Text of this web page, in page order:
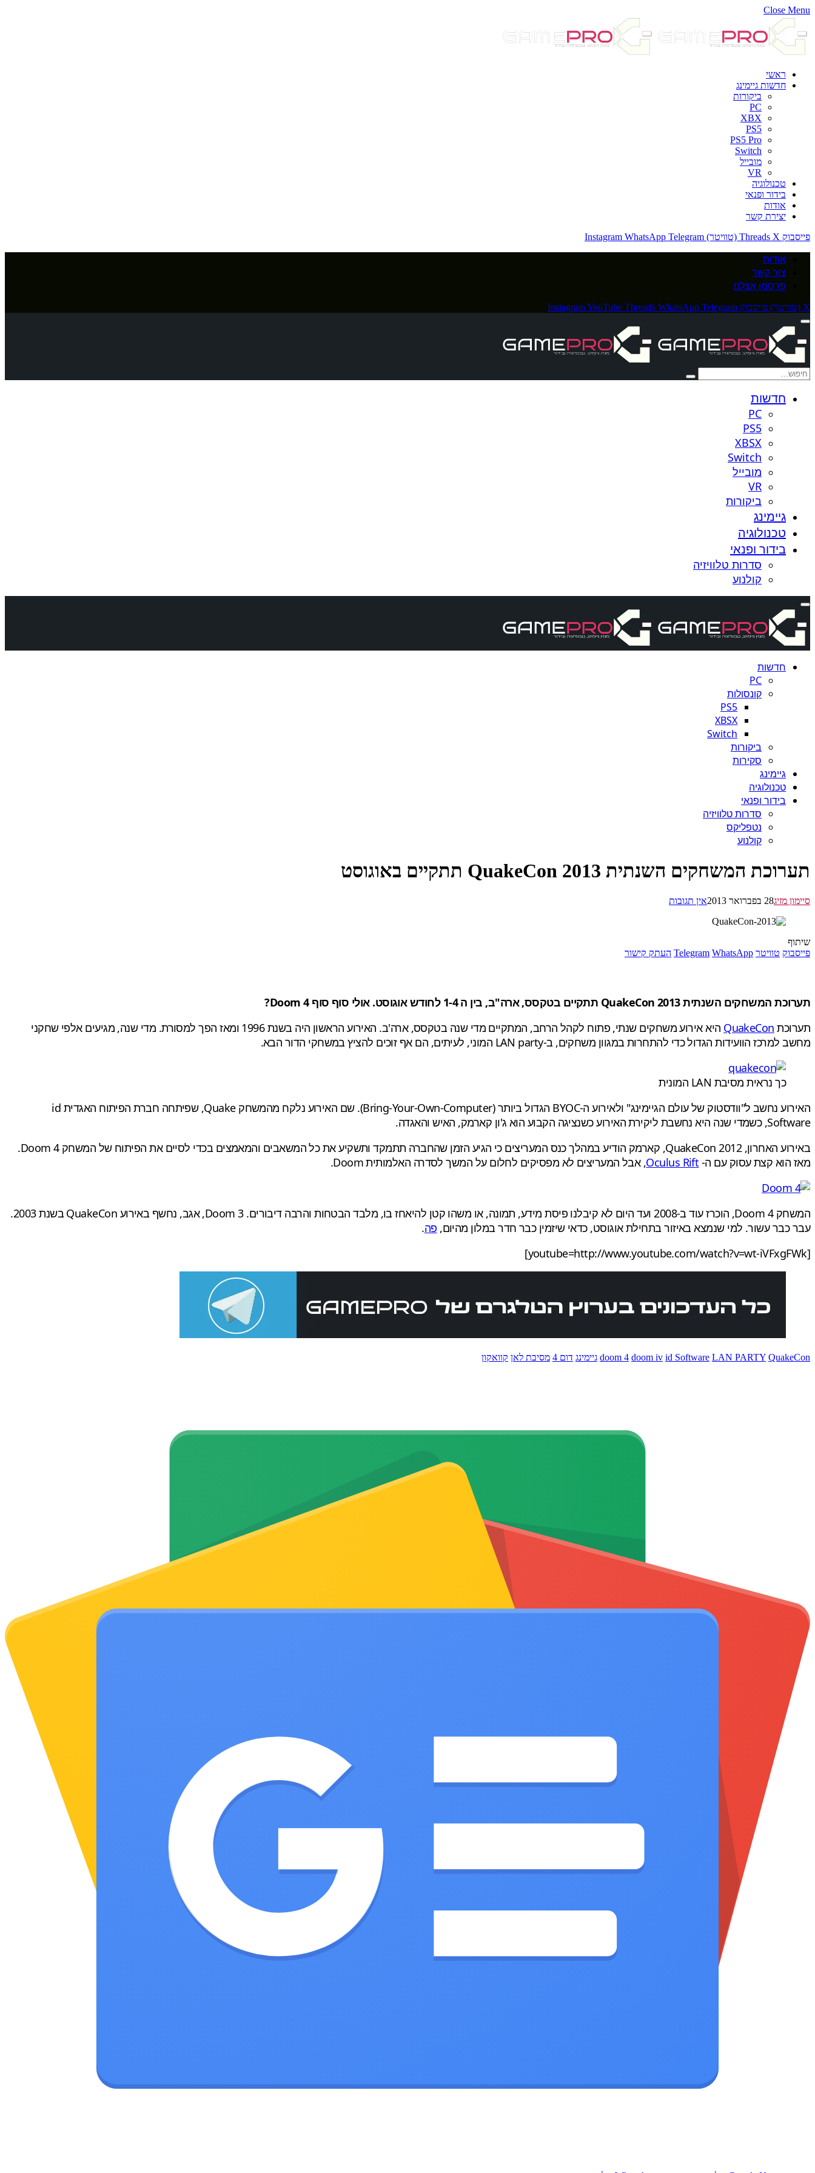
Close Menu
ראשי
חדשות גיימינג
ביקורות
PC
XBX
PS5
PS5 Pro
Switch
מובייל
VR
טכנולוגיה
בידור ופנאי
אודות
יצירת קשר
פייסבוק
Threads X (טוויטר) Instagram WhatsApp Telegram
אודות
צור קשר
פרסמו אצלנו
X (טוויטר) פייסבוק InstagramYouTube Threads WhatsApp Telegram
חדשות
PC
PS5
XBSX
Switch
מובייל
VR
ביקורות
גיימינג
טכנולוגיה
בידור ופנאי
סדרות טלוויזיה
קולנוע
חדשות
PC
קונסולות
PS5
XBSX
Switch
ביקורות
סקירות
גיימינג
טכנולוגיה
בידור ופנאי
סדרות טלוויזיה
נטפליקס
קולנוע
תערוכת המשחקים השנתית 2013 QuakeCon תתקיים באוגוסט
סיימון מזיג28 בפברואר 2013 אין תגובות
שיתוף
פייסבוק טוויטר Telegram WhatsApp העתק קישור
תערוכת המשחקים השנתית QuakeCon 2013 תתקיים בטקסס, ארה"ב, בין ה 1-4 לחודש אוגוסט. אולי סוף סוף Doom 4?
תערוכת QuakeCon
היא אירוע משחקים שנתי, פתוח לקהל הרחב, המתקיים מדי שנה בטקסס, ארה'ב. האירוע הראשון היה בשנת 1996 ומאז הפך למסורת. מדי שנה, מגיעים אלפי שחקני
מחשב למרכז הוועידות הגדול כדי להתחרות במגוון משחקים, ב-LAN party המוני, לעיתים, הם אף זוכים להציץ במשחקי הדור הבא.
כך נראית מסיבת LAN המונית
האירוע נחשב ל"וודסטוק של עולם הגיימינג" ולאירוע ה-BYOC הגדול ביותר (Bring-Your-Own-Computer). שם האירוע נלקח מהמשחק Quake, שפיתחה חברת הפיתוח האגדית id
Software, כשמדי שנה היא נחשבת ליקירת האירוע כשנציגה הקבוע הוא ג'ון קארמק, האיש והאגדה.
באירוע האחרון, QuakeCon 2012, קארמק הודיע במהלך כנס המעריצים כי הגיע הזמן שהחברה תתמקד ותשקיע את כל המשאבים והמאמצים בכדי לסיים את הפיתוח של המשחק Doom 4.
מאז הוא קצת עסוק עם ה- Oculus Rift, אבל המעריצים לא מפסיקים לחלום על המשך לסדרה האלמותית Doom.
המשחק Doom 4, הוכרז עוד ב-2008 ועד היום לא קיבלנו פיסת מידע, תמונה, או משהו קטן להיאחז בו, מלבד הבטחות והרבה דיבורים. Doom 3, אגב, נחשף באירוע QuakeCon בשנת 2003.
עבר כבר עשור. למי שנמצא באיזור בתחילת אוגוסט, כדאי שיזמין כבר חדר במלון מהיום, פה.
[youtube=http://www.youtube.com/watch?v=wt-iVFxgFWk]
doom 4 doom iv id Software LAN PARTY QuakeCon גיימינג דום 4 מסיבת לאן קוואקון